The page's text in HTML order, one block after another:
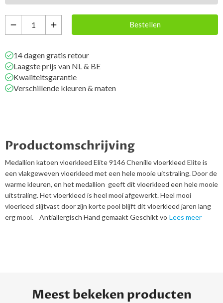
remove add Bestellen
14 dagen gratis retour
Laagste prijs van NL & BE
Kwaliteitsgarantie
Verschillende kleuren & maten
Productomschrijving
Medallion katoen vloerkleed Elite 9146 Chenille vloerkleed Elite is
een vlakgeweven vloerkleed met een hele mooie uitstraling. Door de
warme kleuren, en het medallion geeft dit vloerkleed een hele mooie
uitstraling. Het vloerkleed is heel mooi afgewerkt. Heel mooi
vloerleed slijtvast door zijn korte pool blijft dit vloerkleed jaren lang
erg mooi. Antiallergisch Hand gemaakt Geschikt vo Lees meer
Meest bekeken producten